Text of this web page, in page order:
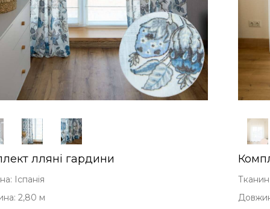
лляні гардини
Іспанія
2,80 м